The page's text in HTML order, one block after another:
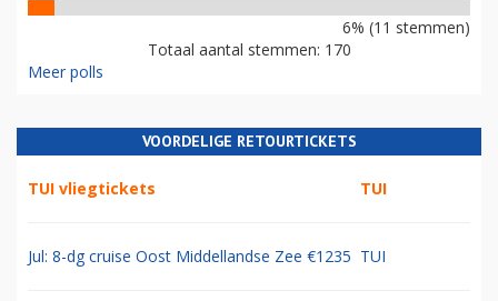
6% (11 stemmen)
Totaal aantal stemmen: 170
Meer polls
VOORDELIGE RETOURTICKETS
TUI vliegtickets TUI
Jul: 8-dg cruise Oost Middellandse Zee €1235 TUI